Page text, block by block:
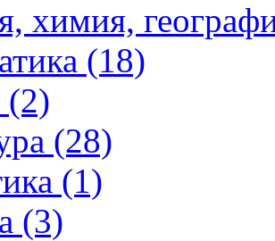
химия,
(18)
(2)
(28)
(1)
(3)